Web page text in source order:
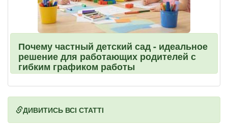
Почему частный детский сад - идеальное
решение для работающих родителей с
гибким графиком работы
ДИВИТИСЬ ВСІ СТАТТІ